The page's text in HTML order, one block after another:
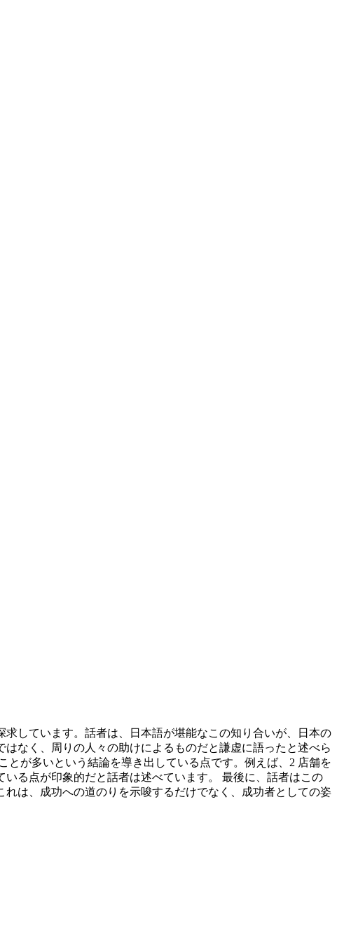
しています。話者は、日本語が堪能なこの知り合いが、日本の
なく、周りの人々の助けによるものだと謙虚に語ったと述べら
が多いという結論を導き出している点です。例えば、2 店舗を
る点が印象的だと話者は述べています。 最後に、話者はこの
は、成功への道のりを示唆するだけでなく、成功者としての姿